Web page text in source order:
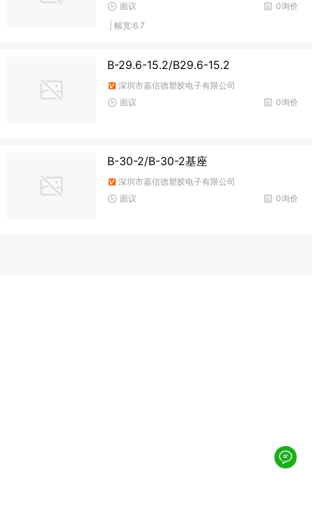
0询价
面议
| 幅宽:6.7
B-29.6-15.2/B29.6-15.2
深圳市嘉信德塑胶电子有限公司
0询价
面议
B-30-2/B-30-2基座
深圳市嘉信德塑胶电子有限公司
0询价
面议